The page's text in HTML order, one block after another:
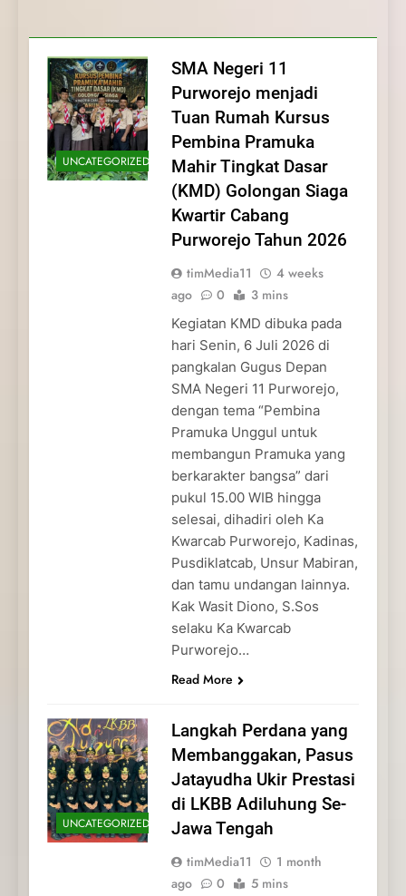
dan Pengabdian Generasi
Pramuka
Pramuka
Kepedulian
UNCATEGORIZED
SMA Negeri 11
Purworejo menjadi
Tuan Rumah Kursus
Pembina Pramuka
Mahir Tingkat Dasar
(KMD) Golongan Siaga
Kwartir Cabang
Purworejo Tahun 2026
timMedia11
4 weeks
ago
0 3 mins
Kegiatan KMD dibuka pada
hari Senin, 6 Juli 2026 di
pangkalan Gugus Depan
SMA Negeri 11 Purworejo,
dengan tema “Pembina
Pramuka Unggul untuk
membangun Pramuka yang
berkarakter bangsa” dari
pukul 15.00 WIB hingga
selesai, dihadiri oleh Ka
Kwarcab Purworejo, Kadinas,
Pusdiklatcab, Unsur Mabiran,
dan tamu undangan lainnya.
Kak Wasit Diono, S.Sos
selaku Ka Kwarcab
Purworejo…
Read More
UNCATEGORIZED
Langkah Perdana yang
Membanggakan, Pasus
Jatayudha Ukir Prestasi
di LKBB Adiluhung Se-
Jawa Tengah
timMedia11
1 month
ago
0 5 mins